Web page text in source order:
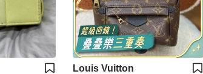
Louis Vuitton